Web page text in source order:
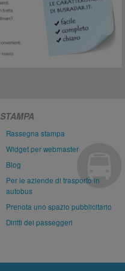
STAMPA
Rassegna stampa
Widget per webmaster
Blog
Per le aziende di trasporto in
autobus
Prenota uno spazio pubblicitario
Diritti dei passeggeri